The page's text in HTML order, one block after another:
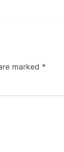
marked *